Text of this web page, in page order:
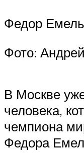
Федор
Фото:
В Москве
человека,
чемпиона
Федора